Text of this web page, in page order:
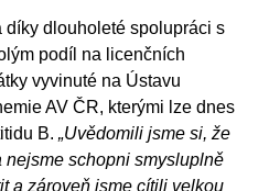
díky dlouholeté spolupráci s
podíl na licenčních
vyvinuté na Ústavu
AV ČR, kterými lze dnes
B. „Uvědomili jsme si, že
nejsme schopni smysluplně
a zároveň jsme cítili velkou